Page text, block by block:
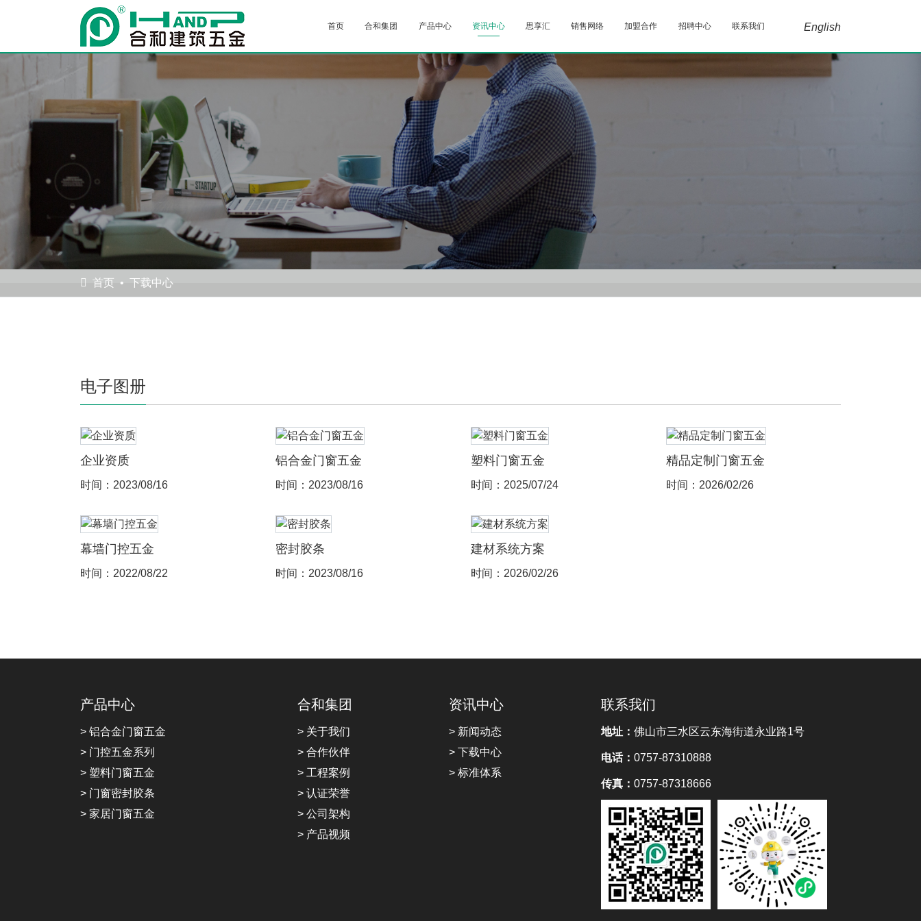
English
首页 合和集团 产品中心 资讯中心 思享汇 销售网络 加盟合作 招聘中心 联系我们
首页 下载中心
电子图册
企业资质
时间：2023/08/16
铝合金门窗五金
时间：2023/08/16
塑料门窗五金
时间：2025/07/24
精品定制门窗五金
时间：2026/02/26
幕墙门控五金
时间：2022/08/22
密封胶条
时间：2023/08/16
建材系统方案
时间：2026/02/26
产品中心
> 铝合金门窗五金
> 门控五金系列
> 塑料门窗五金
> 门窗密封胶条
> 家居门窗五金
合和集团
> 关于我们
> 合作伙伴
> 工程案例
> 认证荣誉
> 公司架构
> 产品视频
资讯中心
> 新闻动态
> 下载中心
> 标准体系
联系我们
地址： 佛山市三水区云东海街道永业路1号
电话： 0757-87310888
传真： 0757-87318666